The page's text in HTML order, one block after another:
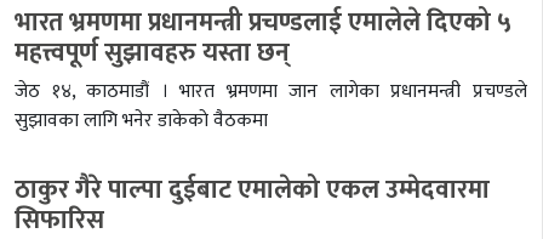
भारत भ्रमणमा प्रधानमन्त्री प्रचण्डलाई एमालेले दिएको ५
महत्त्वपूर्ण सुझावहरु यस्ता छन्
जेठ १४, काठमाडौं । भारत भ्रमणमा जान लागेका प्रधानमन्त्री प्रचण्डले
सुझावका लागि भनेर डाकेकाे वैठकमा
ठाकुर गैरे पाल्पा दुईबाट एमालेको एकल उम्मेदवारमा
सिफारिस